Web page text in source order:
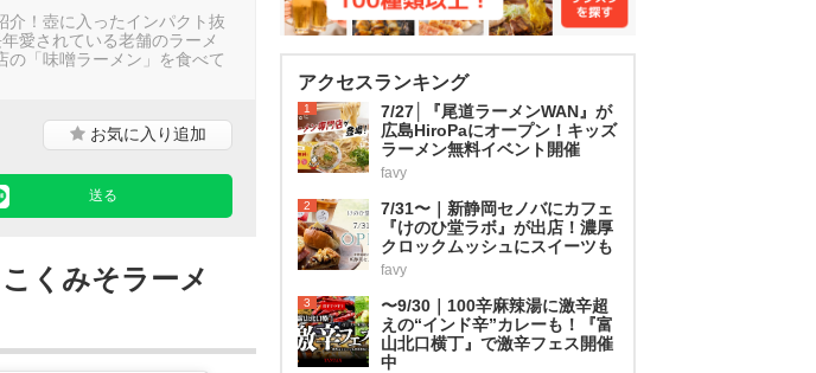
介！壺に入ったインパクト抜
愛されている老舗のラーメ
の「味噌ラーメン」を食べて
お気に入り追加
送る
くみそラーメ
アクセスランキング
1
7/27│『尾道ラーメンWAN』が
広島HiroPaにオープン！キッズ
ラーメン無料イベント開催
favy
2
7/31〜｜新静岡セノバにカフェ
『けのひ堂ラボ』が出店！濃厚
クロックムッシュにスイーツも
favy
3
〜9/30｜100辛麻辣湯に激辛超
えの“インド辛”カレーも！『富
山北口横丁』で激辛フェス開催
中